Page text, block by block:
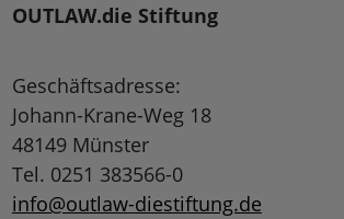
OUTLAW.die Stiftung
Geschäftsadresse:
Johann-Krane-Weg 18
48149 Münster
Tel. 0251 383566-0
info@outlaw-diestiftung.de